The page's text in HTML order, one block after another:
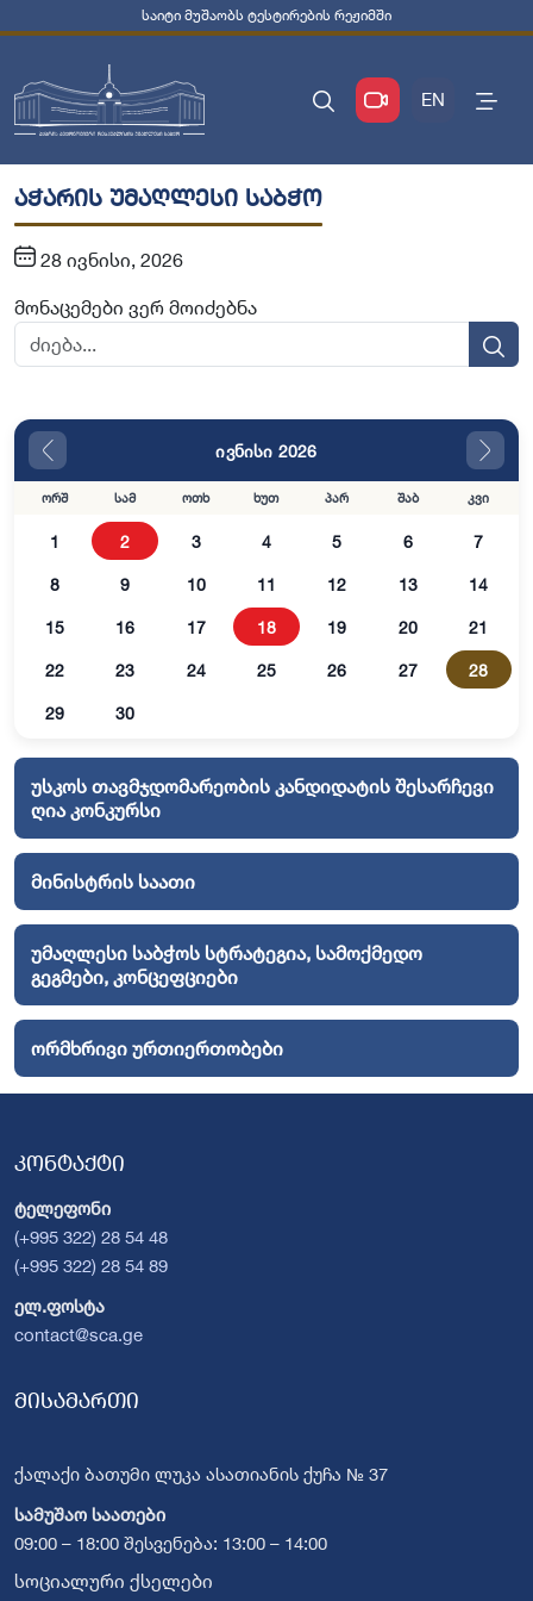
საიტი მუშაობს ტესტირების რეჟიმში
EN
აჭარის უმაღლესი საბჭო
28 ივნისი, 2026
მონაცემები ვერ მოიძებნა
ივნისი 2026
ორშ სამ ოთხ ხუთ პარ შაბ კვი
1 2 3 4 5 6 7
8 9 10 11 12 13 14
15 16 17 18 19 20 21
22 23 24 25 26 27 28
29 30
უსკოს თავმჯდომარეობის კანდიდატის შესარჩევი
ღია კონკურსი
მინისტრის საათი
უმაღლესი საბჭოს სტრატეგია, სამოქმედო
გეგმები, კონცეფციები
ორმხრივი ურთიერთობები
კონტაქტი
ტელეფონი
(+995 322) 28 54 48
(+995 322) 28 54 89
ელ.ფოსტა
contact@sca.ge
მისამართი
ქალაქი ბათუმი ლუკა ასათიანის ქუჩა № 37
სამუშაო საათები
09:00 – 18:00 შესვენება: 13:00 – 14:00
სოციალური ქსელები